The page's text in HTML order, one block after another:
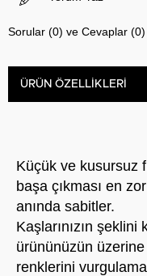
Sorular (0) ve Cevaplar (0)
ÜRÜN ÖZELLIKLERI
Küçük ve kusursuz
başa çıkması en
anında sabitler.
Kaşlarınızın
ürününüzün
renklerini